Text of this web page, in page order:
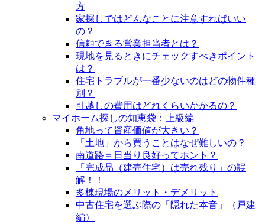
方
家探しではどんなことに注意すればいい
の？
信頼できる営業担当者とは？
現地を見るときにチェックすべきポイント
は？
住宅トラブルが一番少ないのはどの物件種
別？
引越しの費用はどれくらいかかるの？
マイホーム探しの知恵袋：上級編
角地って資産価値が大きい？
「土地」から買うことはなぜ難しいの？
南道路＝日当り良好ってホント？
「完成品（建売住宅）は売れ残り」の誤
解！！
多棟現場のメリット・デメリット
中古住宅を選ぶ際の「隠れた本音」（戸建
編）